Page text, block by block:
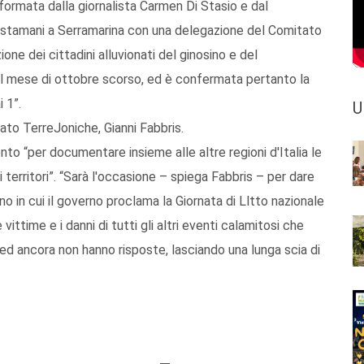
dalla giornalista Carmen Di Stasio e dal
a Serramarina con una delegazione del Comitato
dei cittadini alluvionati del ginosino e del
mese di ottobre scorso, ed è confermata pertanto la
1”.
TerreJoniche, Gianni Fabbris.
“per documentare insieme alle altre regioni d'Italia le
“Sarà l'occasione – spiega Fabbris – per dare
in cui il governo proclama la Giornata di Lltto nazionale
e i danni di tutti gli altri eventi calamitosi che
ancora non hanno risposte, lasciando una lunga scia di